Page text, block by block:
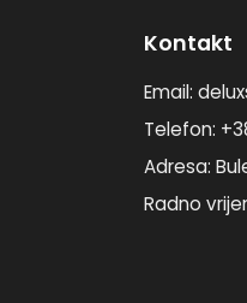
Kontakt
Email:
Telefon:
Adresa:
Radno